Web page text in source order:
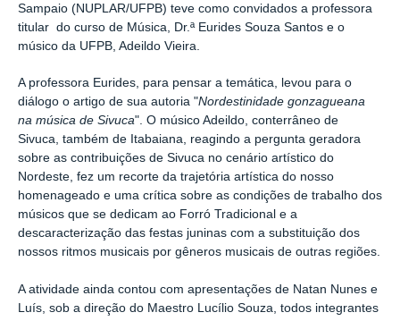
Sampaio (NUPLAR/UFPB) teve como convidados a professora
titular do curso de Música, Dr.ª Eurides Souza Santos e o
músico da UFPB, Adeildo Vieira.
A professora Eurides, para pensar a temática, levou para o
diálogo o artigo de sua autoria "Nordestinidade gonzagueana
na música de Sivuca". O músico Adeildo, conterrâneo de
Sivuca, também de Itabaiana, reagindo a pergunta geradora
sobre as contribuições de Sivuca no cenário artístico do
Nordeste, fez um recorte da trajetória artística do nosso
homenageado e uma crítica sobre as condições de trabalho dos
músicos que se dedicam ao Forró Tradicional e a
descaracterização das festas juninas com a substituição dos
nossos ritmos musicais por gêneros musicais de outras regiões.
A atividade ainda contou com apresentações de Natan Nunes e
Luís, sob a direção do Maestro Lucílio Souza, todos integrantes